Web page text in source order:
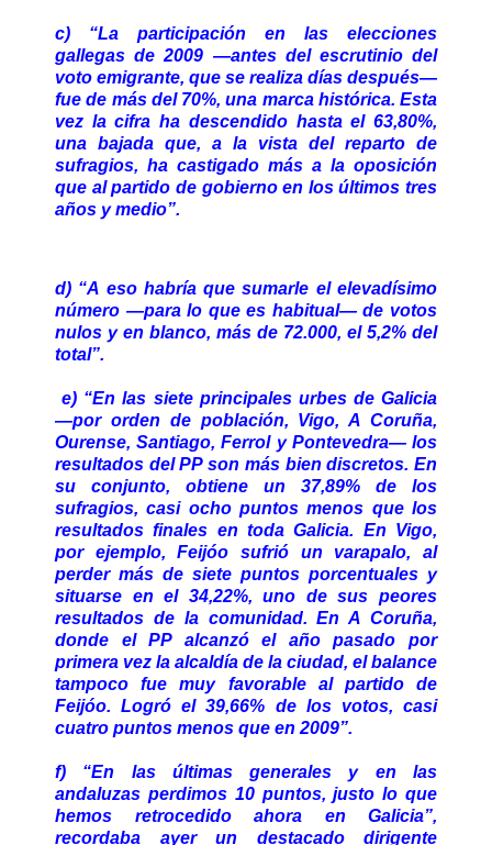
c) “La participación en las elecciones
gallegas de 2009 —antes del escrutinio del
voto emigrante, que se realiza días después—
fue de más del 70%, una marca histórica. Esta
vez la cifra ha descendido hasta el 63,80%,
una bajada que, a la vista del reparto de
sufragios, ha castigado más a la oposición
que al partido de gobierno en los últimos tres
años y medio”.
d) “A eso habría que sumarle el elevadísimo
número —para lo que es habitual— de votos
nulos y en blanco, más de 72.000, el 5,2% del
total”.
e) “En las siete principales urbes de Galicia
—por orden de población, Vigo, A Coruña,
Ourense, Santiago, Ferrol y Pontevedra— los
resultados del PP son más bien discretos. En
su conjunto, obtiene un 37,89% de los
sufragios, casi ocho puntos menos que los
resultados finales en toda Galicia. En Vigo,
por ejemplo, Feijóo sufrió un varapalo, al
perder más de siete puntos porcentuales y
situarse en el 34,22%, uno de sus peores
resultados de la comunidad. En A Coruña,
donde el PP alcanzó el año pasado por
primera vez la alcaldía de la ciudad, el balance
tampoco fue muy favorable al partido de
Feijóo. Logró el 39,66% de los votos, casi
cuatro puntos menos que en 2009”.
f) “En las últimas generales y en las
andaluzas perdimos 10 puntos, justo lo que
hemos retrocedido ahora en Galicia”,
recordaba ayer un destacado dirigente